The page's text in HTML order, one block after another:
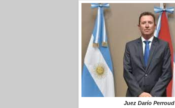
Juez Darío Perroud